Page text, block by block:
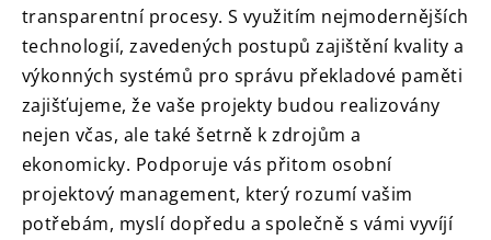
transparentní procesy. S využitím nejmodernějších
technologií, zavedených postupů zajištění kvality a
výkonných systémů pro správu překladové paměti
zajišťujeme, že vaše projekty budou realizovány
nejen včas, ale také šetrně k zdrojům a
ekonomicky. Podporuje vás přitom osobní
projektový management, který rozumí vašim
potřebám, myslí dopředu a společně s vámi vyvíjí